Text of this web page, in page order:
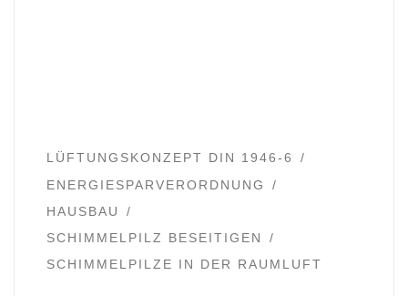
LÜFTUNGSKONZEPT DIN 1946-6
ENERGIESPARVERORDNUNG
HAUSBAU
SCHIMMELPILZ BESEITIGEN
SCHIMMELPILZE IN DER RAUMLUFT